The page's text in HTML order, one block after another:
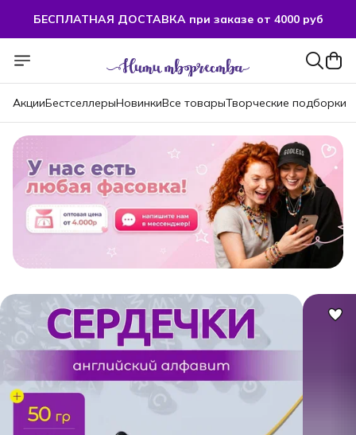
БЕСПЛАТНАЯ ДОСТАВКА при заказе от 4000 руб
АкцииБестселлерыНовинкиВсе товарыТворческие подборки